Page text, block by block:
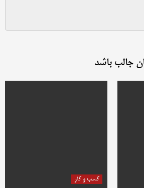
جالب باشد
کسب و کار